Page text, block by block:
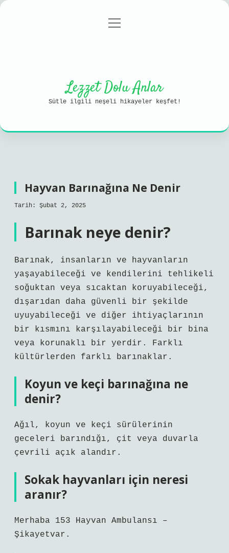
Gizlilik Politikası
menüyü
Lezzet Dolu Anlar
Sütle ilgili neşeli hikayeler keşfet!
Hayvan Barınağına Ne Denir
Tarih: Şubat 2, 2025
Barınak neye denir?
Barınak, insanların ve hayvanların
yaşayabileceği ve kendilerini tehlikeli
soğuktan veya sıcaktan koruyabileceği,
dışarıdan daha güvenli bir şekilde
uyuyabileceği ve diğer ihtiyaçlarının
bir kısmını karşılayabileceği bir bina
veya korunaklı bir yerdir. Farklı
kültürlerden farklı barınaklar.
Koyun ve keçi barınağına ne
denir?
Ağıl, koyun ve keçi sürülerinin
geceleri barındığı, çit veya duvarla
çevrili açık alandır.
Sokak hayvanları için neresi
aranır?
Merhaba 153 Hayvan Ambulansı –
Şikayetvar.